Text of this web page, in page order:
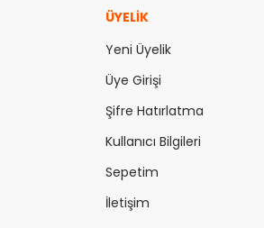
ÜYELİK
Yeni Üyelik
Üye Girişi
Şifre Hatırlatma
Kullanıcı Bilgileri
Sepetim
İletişim